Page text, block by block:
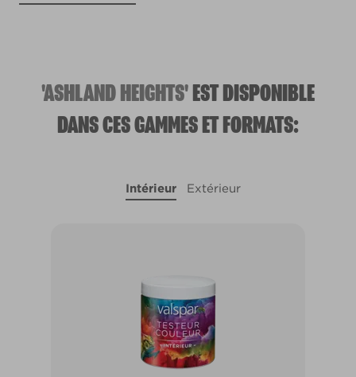
'ASHLAND HEIGHTS' EST DISPONIBLE
DANS CES GAMMES ET FORMATS:
Intérieur Extérieur